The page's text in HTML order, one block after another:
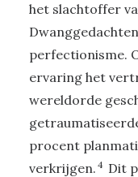
het slachtoffer
perfectionisme.
ervaring het
wereldorde
procent
verkrijgen. 4 Dit